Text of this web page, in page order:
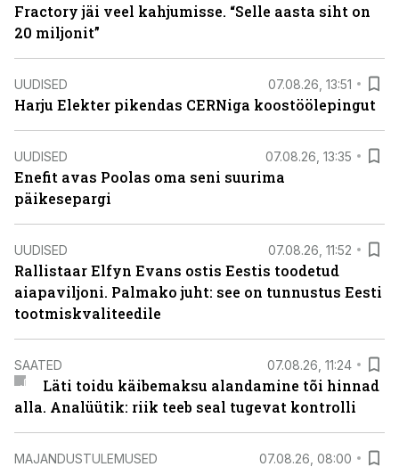
Fractory jäi veel kahjumisse. “Selle aasta siht on
20 miljonit”
UUDISED 07.08.26, 13:51
Harju Elekter pikendas CERNiga koostöölepingut
UUDISED 07.08.26, 13:35
Enefit avas Poolas oma seni suurima
päikesepargi
UUDISED 07.08.26, 11:52
Rallistaar Elfyn Evans ostis Eestis toodetud
aiapaviljoni. Palmako juht: see on tunnustus Eesti
tootmiskvaliteedile
SAATED 07.08.26, 11:24
Läti toidu käibemaksu alandamine tõi hinnad
alla. Analüütik: riik teeb seal tugevat kontrolli
MAJANDUSTULEMUSED 07.08.26, 08:00